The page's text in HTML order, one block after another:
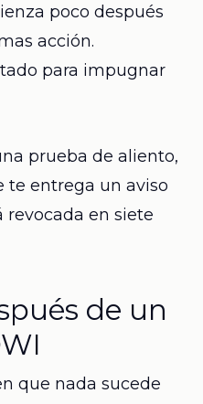
poco después
acción.
para impugnar
prueba de aliento,
entrega un aviso
revocada en siete
de un
que nada sucede